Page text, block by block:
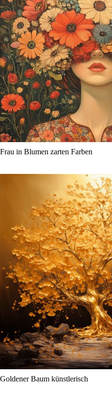
Frau in Blumen zarten Farben
Goldener Baum künstlerisch